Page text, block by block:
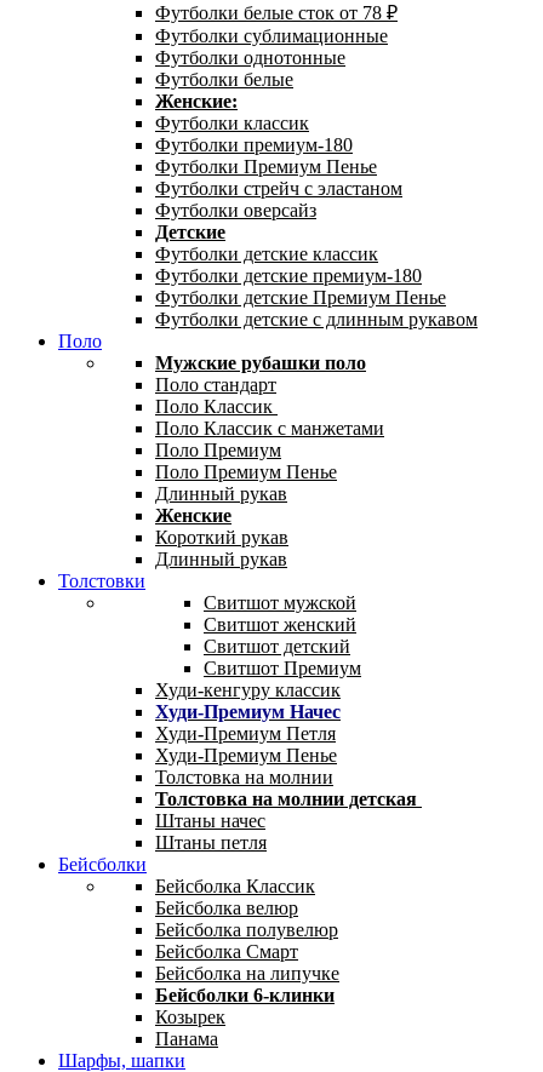
Футболки белые сток от 78 ₽
Футболки сублимационные
Футболки однотонные
Футболки белые
Женские:
Футболки классик
Футболки премиум-180
Футболки Премиум Пенье
Футболки стрейч с эластаном
Футболки оверсайз
Детские
Футболки детские классик
Футболки детские премиум-180
Футболки детские Премиум Пенье
Футболки детские с длинным рукавом
Поло
Мужские рубашки поло
Поло стандарт
Поло Классик
Поло Классик с манжетами
Поло Премиум
Поло Премиум Пенье
Длинный рукав
Женские
Короткий рукав
Длинный рукав
Толстовки
Свитшот мужской
Свитшот женский
Свитшот детский
Свитшот Премиум
Худи-кенгуру классик
Худи-Премиум Начес
Худи-Премиум Петля
Худи-Премиум Пенье
Толстовка на молнии
Толстовка на молнии детская
Штаны начес
Штаны петля
Бейсболки
Бейсболка Классик
Бейсболка велюр
Бейсболка полувелюр
Бейсболка Смарт
Бейсболка на липучке
Бейсболки 6-клинки
Козырек
Панама
Шарфы, шапки